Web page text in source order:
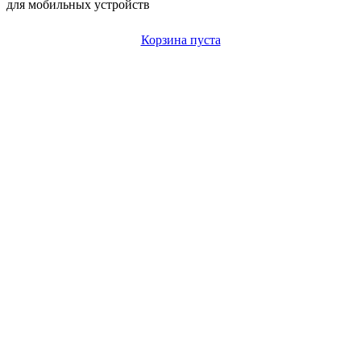
для мобильных устройств
Корзина пуста